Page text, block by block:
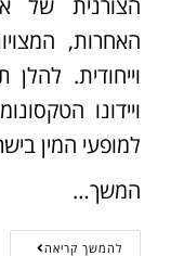
האחרות,
וייחודית.
ויידונו
למופעי המין
המשך…
להמשך קריאה